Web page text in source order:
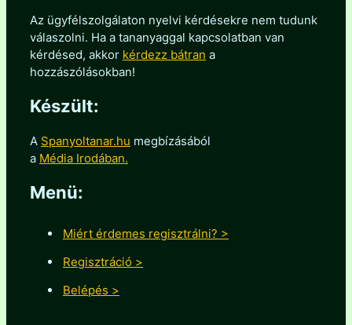
Az ügyfélszolgálaton nyelvi kérdésekre nem tudunk
válaszolni. Ha a tananyaggal kapcsolatban van
kérdésed, akkor kérdezz bátran a
hozzászólásokban!
Készült:
A Spanyoltanar.hu megbízásából
a Média Irodában.
Menü:
Miért érdemes regisztrálni? >
Regisztráció >
Belépés >